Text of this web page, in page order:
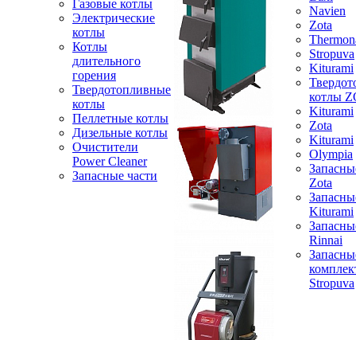
Газовые котлы
Электрические
котлы
Котлы
длительного
горения
Твердотопливные
котлы
Пеллетные котлы
Дизельные котлы
Очистители
Power Cleaner
Запасные части
Navien
Zota
Stropuva
Kiturami
котлы
Kiturami
Zota
Kiturami
Olympia
Zota
Kiturami
Rinnai
Stropuva